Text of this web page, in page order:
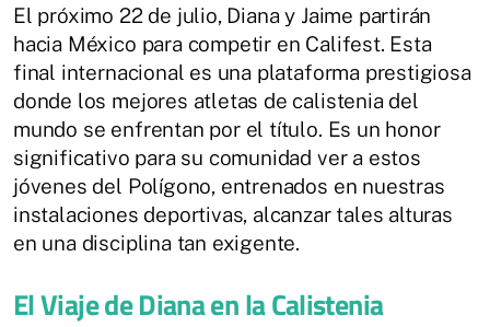
El próximo 22 de julio, Diana y Jaime partirán
hacia México para competir en Califest. Esta
final internacional es una plataforma prestigiosa
donde los mejores atletas de calistenia del
mundo se enfrentan por el título. Es un honor
significativo para su comunidad ver a estos
jóvenes del Polígono, entrenados en nuestras
instalaciones deportivas, alcanzar tales alturas
en una disciplina tan exigente.
El Viaje de Diana en la Calistenia